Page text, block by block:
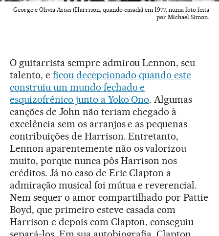
George e Olivia Arias (Harrison, quando casada) em 1977, numa foto feita
por Michael Simon.
O guitarrista sempre admirou Lennon, seu
talento, e ficou decepcionado quando este
construiu um mundo fechado e
esquizofrênico junto a Yoko Ono. Algumas
canções de John não teriam chegado à
excelência sem os arranjos e as pequenas
contribuições de Harrison. Entretanto,
Lennon aparentemente não os valorizou
muito, porque nunca pôs Harrison nos
créditos. Já no caso de Eric Clapton a
admiração musical foi mútua e reverencial.
Nem sequer o amor compartilhado por Pattie
Boyd, que primeiro esteve casada com
Harrison e depois com Clapton, conseguiu